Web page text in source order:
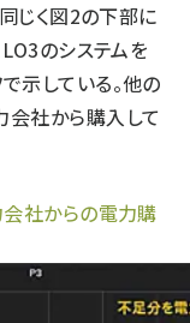
じく図2の下部に
のシステムを
示している。他の
会社から購入して
社からの電力購